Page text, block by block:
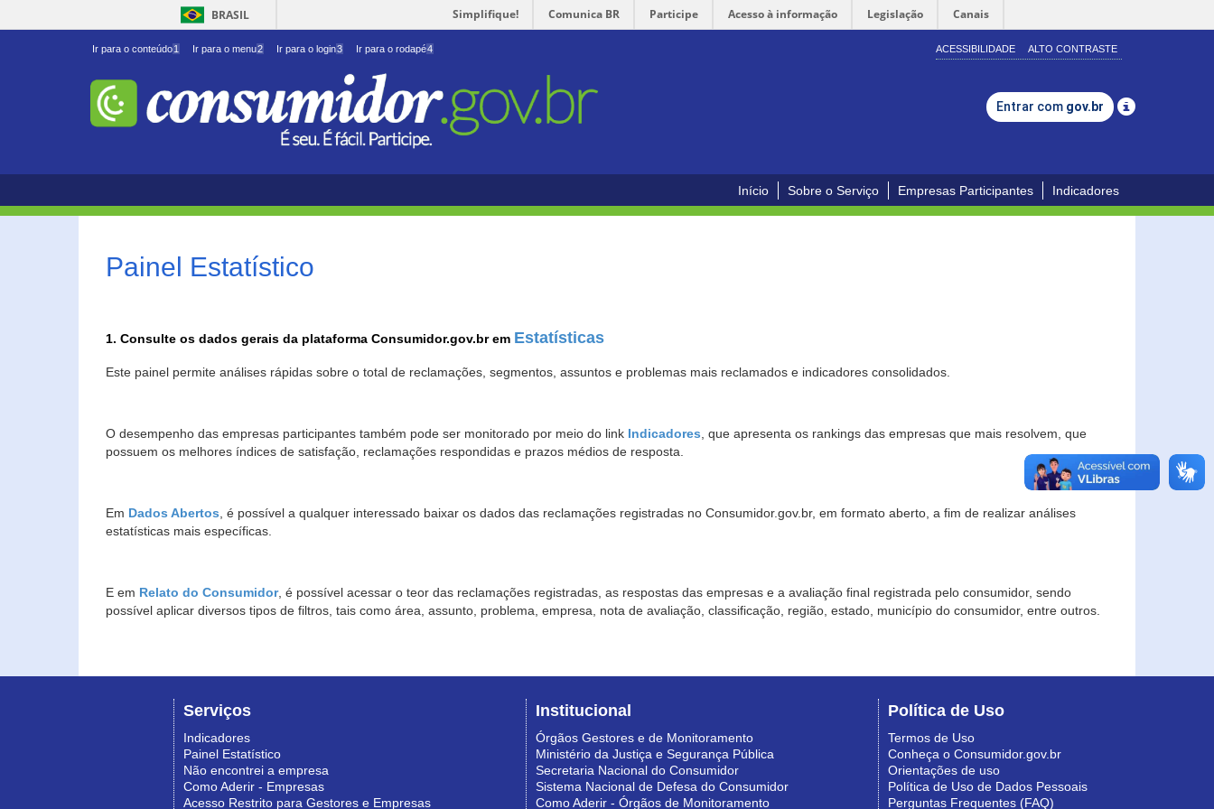
BRASIL Simplifique! Comunica BR Participe Acesso à informação Legislação Canais
Ir para o conteúdo1 Ir para o menu2 Ir para o login3 Ir para o rodapé4 ACESSIBILIDADE ALTO CONTRASTE
Entrar com gov.br
Início Sobre o Serviço Empresas Participantes Indicadores
Painel Estatístico
1. Consulte os dados gerais da plataforma Consumidor.gov.br em Estatísticas
Este painel permite análises rápidas sobre o total de reclamações, segmentos, assuntos e problemas mais reclamados e indicadores consolidados.
O desempenho das empresas participantes também pode ser monitorado por meio do link Indicadores, que apresenta os rankings das empresas que mais resolvem, que
possuem os melhores índices de satisfação, reclamações respondidas e prazos médios de resposta.
Em Dados Abertos, é possível a qualquer interessado baixar os dados das reclamações registradas no Consumidor.gov.br, em formato aberto, a fim de realizar análises
estatísticas mais específicas.
E em Relato do Consumidor, é possível acessar o teor das reclamações registradas, as respostas das empresas e a avaliação final registrada pelo consumidor, sendo
possível aplicar diversos tipos de filtros, tais como área, assunto, problema, empresa, nota de avaliação, classificação, região, estado, município do consumidor, entre outros.
Serviços
Indicadores
Painel Estatístico
Não encontrei a empresa
Como Aderir - Empresas
Acesso Restrito para Gestores e Empresas
Institucional
Órgãos Gestores e de Monitoramento
Ministério da Justiça e Segurança Pública
Secretaria Nacional do Consumidor
Sistema Nacional de Defesa do Consumidor
Como Aderir - Órgãos de Monitoramento
Política de Uso
Termos de Uso
Conheça o Consumidor.gov.br
Orientações de uso
Política de Uso de Dados Pessoais
Perguntas Frequentes (FAQ)